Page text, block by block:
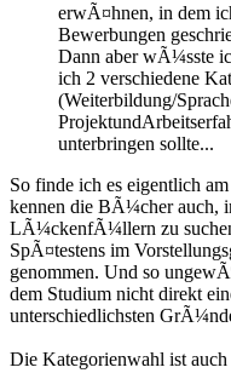
erwÃ¤hnen, in dem
Bewerbungen
Dann aber wÃ¼sste
ich 2 verschiedene
(Weiterbildung/
unterbringen sollte...
So finde ich es eigentlich
kennen die BÃ¼cher auch,
LÃ¼ckenfÃ¼llern zu
SpÃ¤testens im
genommen. Und so
dem Studium nicht direkt
unterschiedlichsten
Die Kategorienwahl ist